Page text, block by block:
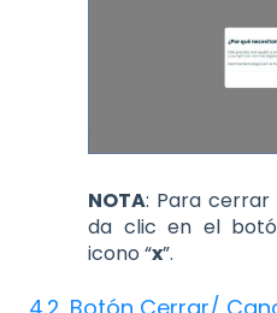
NOTA: Para
da clic en el
icono “x”.